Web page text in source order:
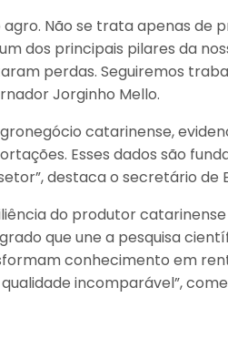
Não se trata apenas de
dos principais pilares da
perdas. Seguiremos
Jorginho Mello.
catarinense,
Esses dados são
destaca o secretário de
do produtor
que une a pesquisa
conhecimento em
incomparável”,